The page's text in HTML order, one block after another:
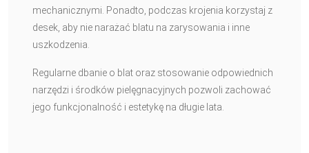
mechanicznymi. Ponadto, podczas krojenia korzystaj z
desek, aby nie narażać blatu na zarysowania i inne
uszkodzenia.
Regularne dbanie o blat oraz stosowanie odpowiednich
narzędzi i środków pielęgnacyjnych pozwoli zachować
jego funkcjonalność i estetykę na długie lata.